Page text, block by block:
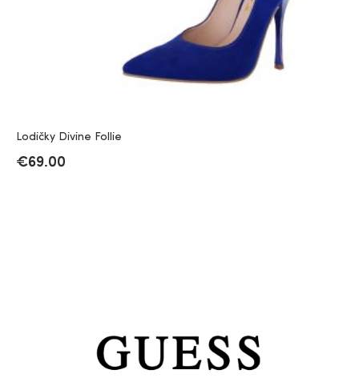
Lodičky Divine Follie
€69.00